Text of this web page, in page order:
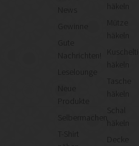
News
Gute
Nachrichten!
Leselounge
Neue
Produkte
Selbermachen
T-Shirt
häkeln
Mütze
häkeln
Kuscheltier
häkeln
Tasche
häkeln